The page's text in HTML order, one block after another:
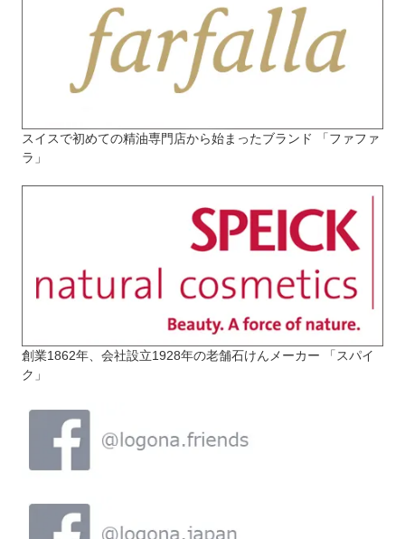
スイスで初めての精油専門店から始まったブランド 「ファファ
ラ」
創業1862年、会社設立1928年の老舗石けんメーカー 「スパイ
ク」